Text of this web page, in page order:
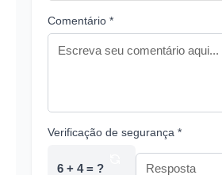
Comentário *
Verificação de segurança *
6 + 4 = ?